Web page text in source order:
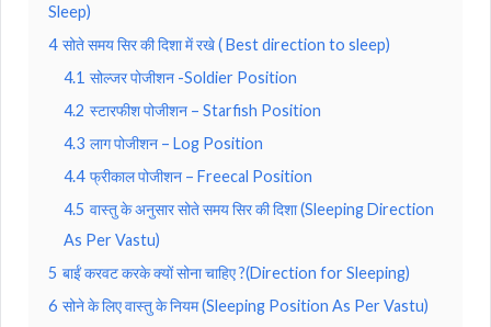
Sleep)
4 सोते समय सिर की दिशा में रखे ( Best direction to sleep)
4.1 सोल्जर पोजीशन -Soldier Position
4.2 स्टारफीश पोजीशन – Starfish Position
4.3 लाग पोजीशन – Log Position
4.4 फ्रीकाल पोजीशन – Freecal Position
4.5 वास्तु के अनुसार सोते समय सिर की दिशा (Sleeping Direction
As Per Vastu)
5 बाईं करवट करके क्यों सोना चाहिए ?(Direction for Sleeping)
6 सोने के लिए वास्तु के नियम (Sleeping Position As Per Vastu)